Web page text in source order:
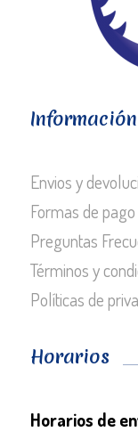
Información
Envios y
Formas de pago
Preguntas
Términos y
Políticas de
Horarios
Horarios de